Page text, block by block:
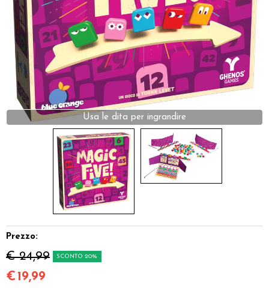
Dadi
Accessori
Giocattoli e Gadget
Offerte del Dragone
Usa le dita per ingrandire
Prezzo:
€ 24,99 SCONTO 20%
€ 19,99